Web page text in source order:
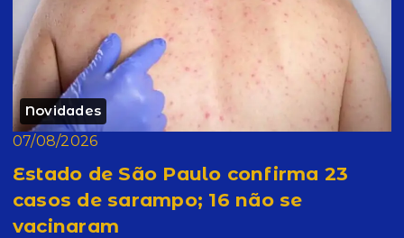
Novidades
07/08/2026
Estado de São Paulo confirma 23
casos de sarampo; 16 não se
vacinaram